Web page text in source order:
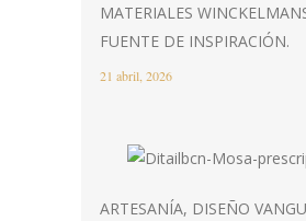
MATERIALES
FUENTE DE INSPIRACIÓN.
21 abril, 2026
ARTESANÍA, DISEÑO